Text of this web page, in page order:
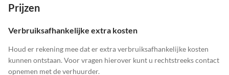
Prijzen
Verbruiksafhankelijke extra kosten
Houd er rekening mee dat er extra verbruiksafhankelijke kosten
kunnen ontstaan. Voor vragen hierover kunt u rechtstreeks contact
opnemen met de verhuurder.